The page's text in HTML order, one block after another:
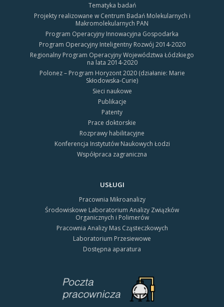
Tematyka badań
Projekty realizowane w Centrum Badań Molekularnych i
Makromolekularnych PAN
Program Operacyjny Innowacyjna Gospodarka
Program Operacyjny Inteligentny Rozwój 2014-2020
Regionalny Program Operacyjny Województwa Łódzkiego
na lata 2014-2020
Polonez – Program Horyzont 2020 (działanie: Marie
Skłodowska-Curie)
Sieci naukowe
Publikacje
Patenty
Prace doktorskie
Rozprawy habilitacyjne
Konferencja Instytutów Naukowych Łodzi
Współpraca zagraniczna
USŁUGI
Pracownia Mikroanalizy
Środowiskowe Laboratorium Analizy Związków
Organicznych i Polimerów
Pracownia Analizy Mas Cząsteczkowych
Laboratorium Przesiewowe
Dostępna aparatura